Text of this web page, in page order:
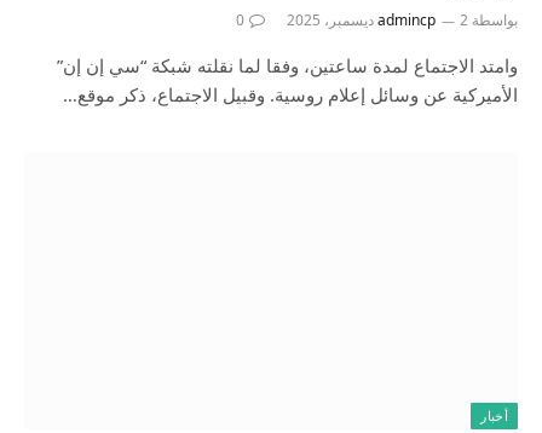
بواسطة admincp 2 ديسمبر، 2025 0
وامتد الاجتماع لمدة ساعتين، وفقا لما نقلته شبكة “سي إن إن”
الأميركية عن وسائل إعلام روسية. وقبيل الاجتماع، ذكر موقع…
أخبار